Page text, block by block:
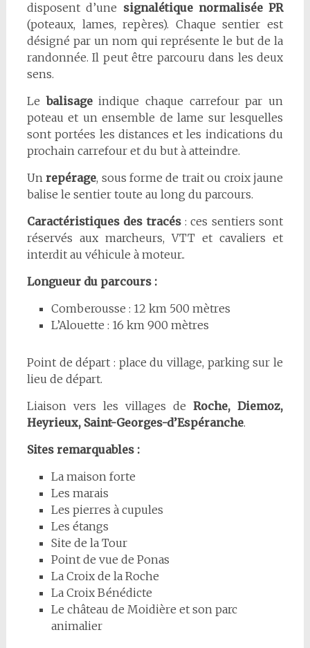
disposent d’une signalétique normalisée PR
(poteaux, lames, repères). Chaque sentier est
désigné par un nom qui représente le but de la
randonnée. Il peut être parcouru dans les deux
sens.
Lebalisageindique chaque carrefour par un
poteau et un ensemble de lame sur lesquelles
sont portées les distances et les indications du
prochain carrefour et du but à atteindre.
Unrepérage, sous forme de trait ou croix jaune
balise le sentier toute au long du parcours.
Caractéristiques des tracés: ces sentiers sont
réservés aux marcheurs, VTT et cavaliers et
interdit au véhicule à moteur..
Longueur du parcours :
Comberousse : 12 km 500 mètres
L’Alouette : 16 km 900 mètres
Point de départ : place du village, parking sur le
lieu de départ.
Liaison vers les villages deRoche, Diemoz,
Heyrieux, Saint-Georges-d’Espéranche.
Sites remarquables :
La maison forte
Les marais
Les pierres à cupules
Les étangs
Site de la Tour
Point de vue de Ponas
La Croix de la Roche
La Croix Bénédicte
Le château de Moidière et son parc
animalier